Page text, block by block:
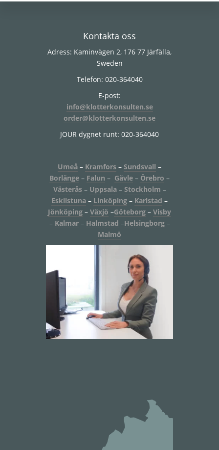
Kontakta oss
Adress: Kaminvägen 2, 176 77 Järfälla,
Sweden
Telefon: 020-364040
E-post:
info@klotterkonsulten.se
order@klotterkonsulten.se
JOUR dygnet runt: 020-364040
Umeå – Kramfors – Sundsvall –
Borlänge – Falun – Gävle – Örebro –
Västerås– Uppsala– Stockholm –
Eskilstuna – Linköping – Karlstad –
Jönköping – Växjö –Göteborg – Visby
– Kalmar– Halmstad –Helsingborg–
Malmö